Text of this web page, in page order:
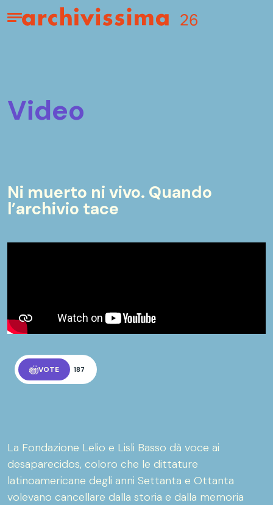
Home page
Apri il menu
video
Ni muerto ni vivo. Quando
l’archivio tace
VOTE 187
La Fondazione Lelio e Lisli Basso dà voce ai
desaparecidos, coloro che le dittature
latinoamericane degli anni Settanta e Ottanta
volevano cancellare dalla storia e dalla memoria